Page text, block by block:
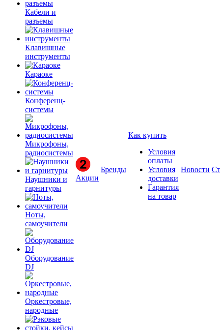
Кабели и
разъемы
Клавишные
инструменты
Караоке
Конференц-
системы
Микрофоны,
радиосистемы
Наушники и
гарнитуры
Ноты,
самоучители
Оборудование
DJ
Оркестровые,
народные
Акции
Бренды
Как купить
Условия
оплаты
Условия
доставки
Гарантия
на товар
Новости